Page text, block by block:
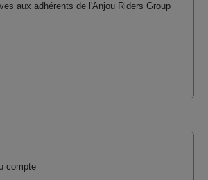
aux adhérents de l'Anjou Riders Group
compte